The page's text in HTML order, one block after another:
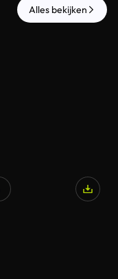
Alles bekijken